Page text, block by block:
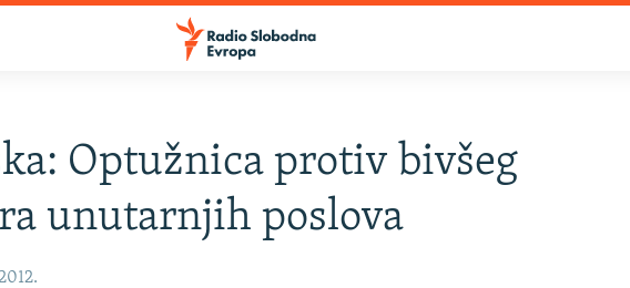
Optužnica protiv bivšeg
unutarnjih poslova